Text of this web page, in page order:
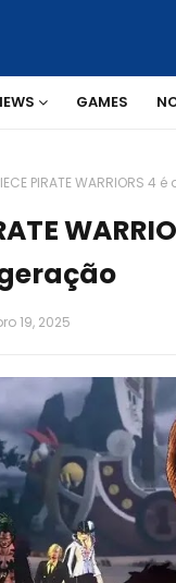
GAMES
PIRATE
19, 2025